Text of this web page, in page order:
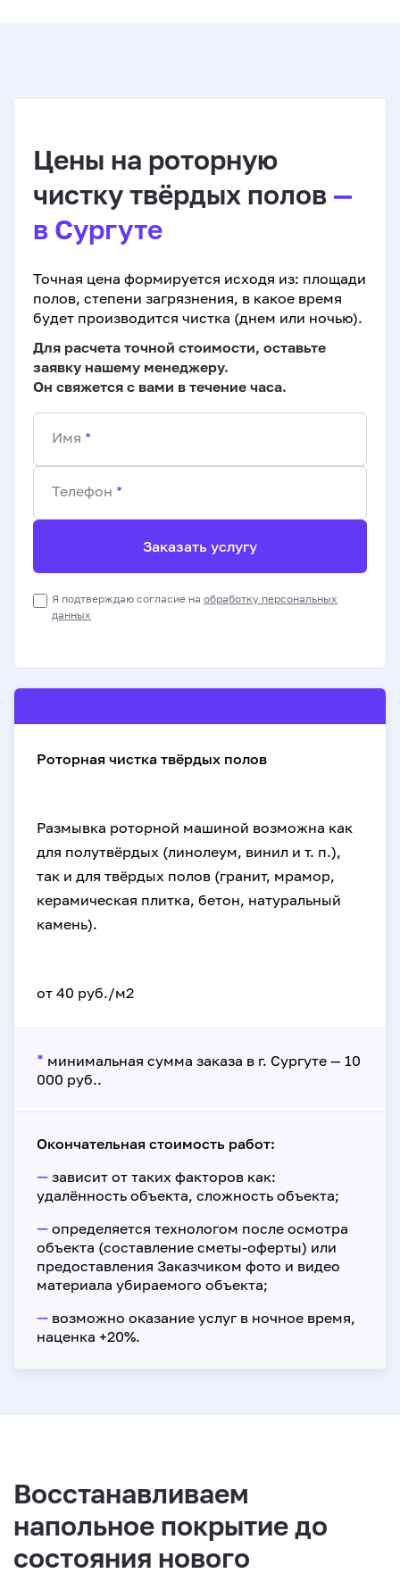
Цены на роторную
чистку твёрдых полов —
в Сургуте
Точная цена формируется исходя из: площади
полов, степени загрязнения, в какое время
будет производится чистка (днем или ночью).
Для расчета точной стоимости, оставьте
заявку нашему менеджеру.
Он свяжется с вами в течение часа.
Имя *
Телефон *
Заказать услугу
Я подтверждаю согласие на обработку персональных
данных
Роторная чистка твёрдых полов
Размывка роторной машиной возможна как
для полутвёрдых (линолеум, винил и т. п.),
так и для твёрдых полов (гранит, мрамор,
керамическая плитка, бетон, натуральный
камень).
от 40 руб./м2
* минимальная сумма заказа в г. Сургуте — 10
000 руб..
Окончательная стоимость работ:
— зависит от таких факторов как:
удалённость объекта, сложность объекта;
— определяется технологом после осмотра
объекта (составление сметы-оферты) или
предоставления Заказчиком фото и видео
материала убираемого объекта;
— возможно оказание услуг в ночное время,
наценка +20%.
Восстанавливаем
напольное покрытие до
состояния нового